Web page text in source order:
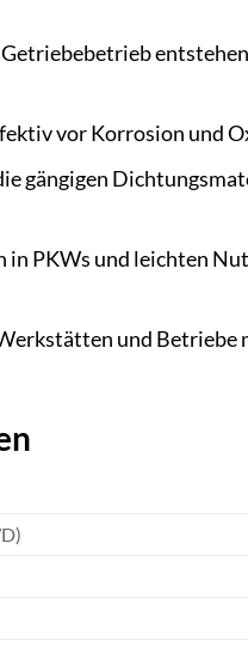
vor Korrosion und
gängigen
PKWs und leichten
und Betriebe